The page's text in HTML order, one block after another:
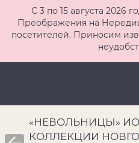
С 3 по 15 августа 2026
Преображения на
посетителей. Приносим
«НЕВОЛЬНИЦЫ»
КОЛЛЕКЦИИ